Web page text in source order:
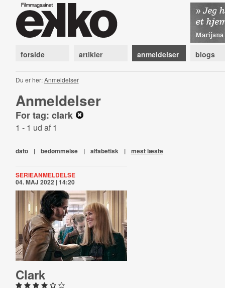
forside artikler anmeldelser blogs
Du er her:Anmeldelser
Anmeldelser
For tag: clark
1 - 1 ud af 1
dato | bedømmelse | alfabetisk | mest læste
SERIEANMELDELSE
04. MAJ 2022 | 14:20
Clark